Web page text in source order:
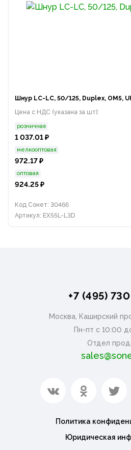
Шнур LC-LC, 50/125, Duplex, OM5,
Цена с НДС (указана за шт):
розничная
1 037.01 ₽
мелкооптовая
972.17 ₽
оптовая
924.25 ₽
Код Сонет: 30466
Артикул: EX55L-L3D
+7 (495)
Москва, Каширский
Пн-пт с 10:00
Отдел
Политика
Юридическая